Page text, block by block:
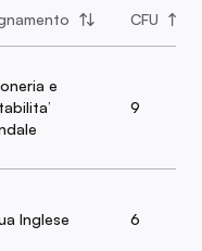
CFU
e
9
Inglese 6